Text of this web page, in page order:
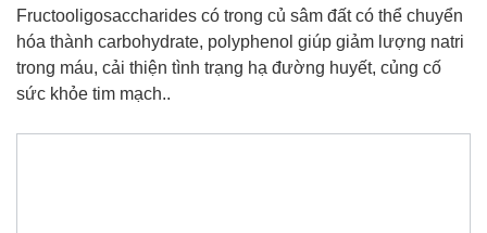
Fructooligosaccharides có trong củ sâm đất có thể chuyển
hóa thành carbohydrate, polyphenol giúp giảm lượng natri
trong máu, cải thiện tình trạng hạ đường huyết, củng cố
sức khỏe tim mạch..